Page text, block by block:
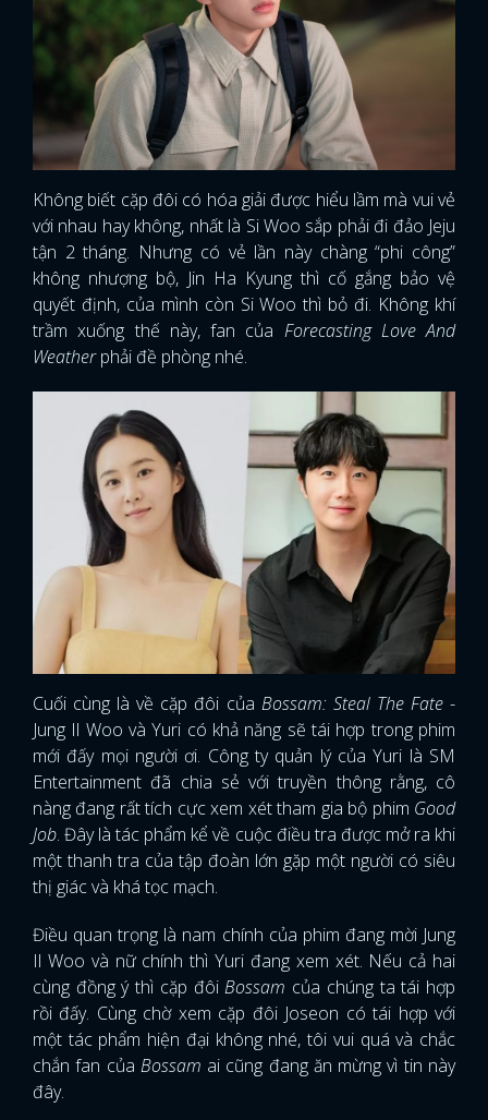
Không biết cặp đôi có hóa giải được hiểu lầm mà vui vẻ
với nhau hay không, nhất là Si Woo sắp phải đi đảo Jeju
tận 2 tháng. Nhưng có vẻ lần này chàng “phi công”
không nhượng bộ, Jin Ha Kyung thì cố gắng bảo vệ
quyết định, của mình còn Si Woo thì bỏ đi. Không khí
trầm xuống thế này, fan của Forecasting Love And
Weatherphải đề phòng nhé.
Cuối cùng là về cặp đôi của Bossam: Steal The Fate-
Jung Il Woo và Yuri có khả năng sẽ tái hợp trong phim
mới đấy mọi người ơi. Công ty quản lý của Yuri là SM
Entertainment đã chia sẻ với truyền thông rằng, cô
nàng đang rất tích cực xem xét tham gia bộ phim Good
Job. Đây là tác phẩm kể về cuộc điều tra được mở ra khi
một thanh tra của tập đoàn lớn gặp một người có siêu
thị giác và khá tọc mạch.
Điều quan trọng là nam chính của phim đang mời Jung
Il Woo và nữ chính thì Yuri đang xem xét. Nếu cả hai
cùng đồng ý thì cặp đôiBossam của chúng ta tái hợp
rồi đấy. Cùng chờ xem cặp đôi Joseon có tái hợp với
một tác phẩm hiện đại không nhé, tôi vui quá và chắc
chắn fan của Bossam ai cũng đang ăn mừng vì tin này
đây.